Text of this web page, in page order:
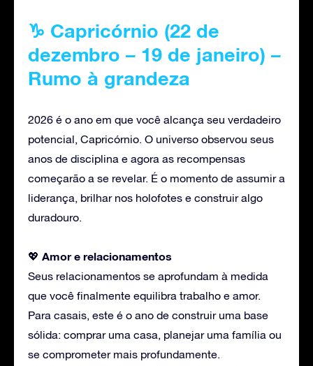
♑ Capricórnio (22 de
dezembro – 19 de janeiro) –
Rumo à grandeza
2026 é o ano em que você alcança seu verdadeiro
potencial, Capricórnio. O universo observou seus
anos de disciplina e agora as recompensas
começarão a se revelar. É o momento de assumir a
liderança, brilhar nos holofotes e construir algo
duradouro.
💖 Amore relacionamentos
Seus relacionamentos se aprofundam à medida
que você finalmente equilibra trabalho e amor.
Para casais, este é o ano de construir uma base
sólida: comprar uma casa, planejar uma família ou
se comprometer mais profundamente.